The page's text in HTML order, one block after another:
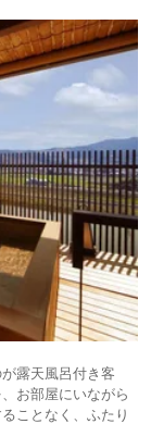
露天風呂付き客
お部屋にいながら
ことなく、ふたり